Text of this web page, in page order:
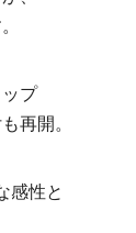
プ
再開。
感性と